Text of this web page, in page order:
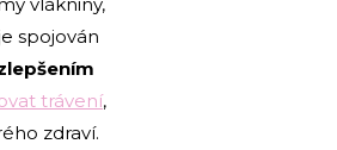
spojován
trávení,
zdraví.